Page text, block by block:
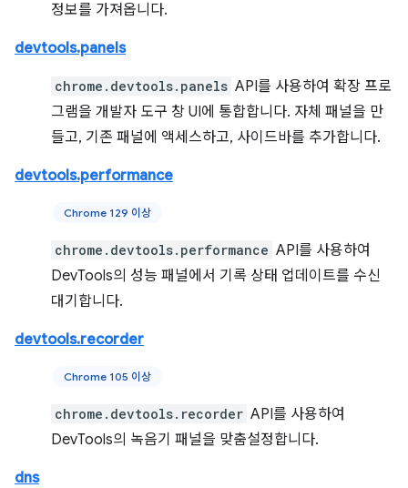
정보를 가져옵니다.
devtools.panels
chrome.devtools.panels API를 사용하여 확장 프로
그램을 개발자 도구 창 UI에 통합합니다. 자체 패널을 만
들고, 기존 패널에 액세스하고, 사이드바를 추가합니다.
devtools.performance
Chrome 129 이상
chrome.devtools.performance API를 사용하여
DevTools의 성능 패널에서 기록 상태 업데이트를 수신
대기합니다.
devtools.recorder
Chrome 105 이상
chrome.devtools.recorder API를 사용하여
DevTools의 녹음기 패널을 맞춤설정합니다.
dns